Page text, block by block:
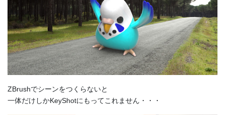
ZBrushでシーンをつくらないと
一体だけしかKeyShotにもってこれません・・・